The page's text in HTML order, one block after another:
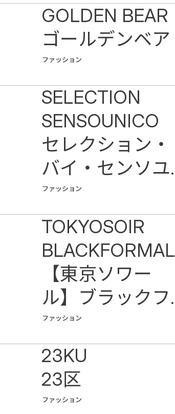
ファッション
GOLDEN BEAR
ゴールデンベア
ファッション
SELECTION
SENSOUNICO
セレクション・
バイ・センソユ
ニコ
ファッション
TOKYOSOIR
BLACKFORMAL
【東京ソワー
ル】ブラックフ
ォーマル
ファッション
23KU
23区